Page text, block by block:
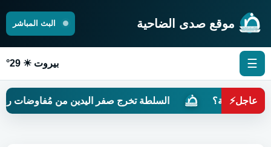
موقع صدى الضاحية البث المباشر
☰ بيروت ☀ 29°
عاجل⚡ السلطة تخرج صفر اليدين من مُفاوضات روما